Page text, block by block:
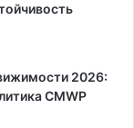
2026:
CMWP